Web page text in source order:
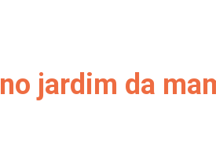
jardim da